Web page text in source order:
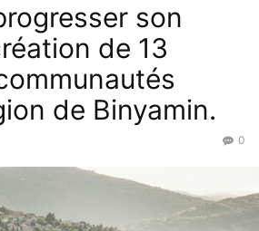
son
de 13
de Binyamin.
0